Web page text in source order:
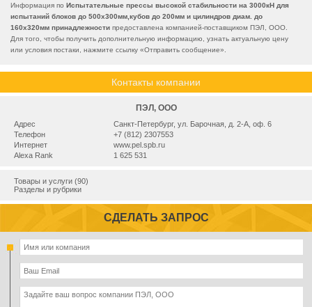
Информация по Испытательные прессы высокой стабильности на 3000кН для
испытаний блоков до 500х300мм,кубов до 200мм и цилиндров диам. до
160х320мм принадлежности предоставлена компанией-поставщиком ПЭЛ, ООО.
Для того, чтобы получить дополнительную информацию, узнать актуальную цену
или условия постаки, нажмите ссылку «Отправить сообщение».
Контакты компании
ПЭЛ, ООО
Адрес
Санкт-Петербург, ул. Барочная, д. 2-А, оф. 6
Телефон
+7 (812) 2307553
Интернет
www.pel.spb.ru
Alexa Rank
1 625 531
Товары и услуги (90)
Разделы и рубрики
СДЕЛАТЬ ЗАПРОС